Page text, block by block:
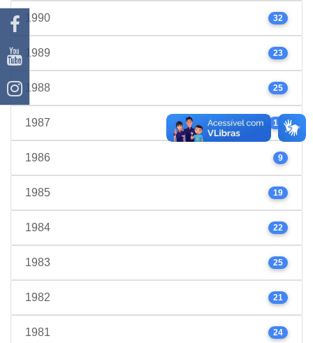
1990 32
1989 23
1988 25
1987 17
1986 9
1985 19
1984 22
1983 25
1982 21
1981 24